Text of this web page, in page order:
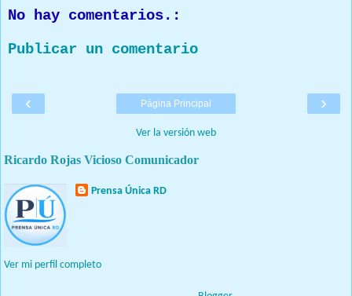
No hay comentarios.:
Publicar un comentario
‹ ›
Página Principal
Ver la versión web
Ricardo Rojas Vicioso Comunicador
Prensa Única RD
Ver mi perfil completo